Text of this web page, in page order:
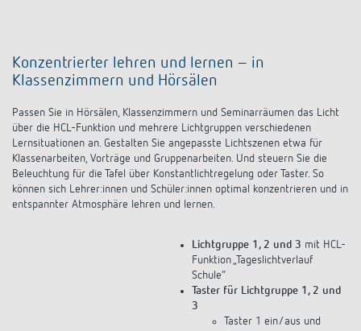
Konzentrierter lehren und lernen – in
Klassenzimmern und Hörsälen
Passen Sie in Hörsälen, Klassenzimmern und Seminarräumen das Licht
über die HCL-Funktion und mehrere Lichtgruppen verschiedenen
Lernsituationen an. Gestalten Sie angepasste Lichtszenen etwa für
Klassenarbeiten, Vorträge und Gruppenarbeiten. Und steuern Sie die
Beleuchtung für die Tafel über Konstantlichtregelung oder Taster. So
können sich Lehrer:innen und Schüler:innen optimal konzentrieren und in
entspannter Atmosphäre lehren und lernen.
Lichtgruppe 1, 2 und 3 mit HCL-
Funktion „Tageslichtverlauf
Schule“
Taster für Lichtgruppe 1, 2 und
3
Taster 1 ein/aus und